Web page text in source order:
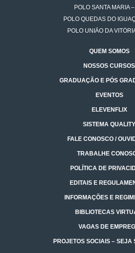
POLO SANTA MARIA
POLO QUEDAS DO
POLO UNIÃO DA
QUEM SOMOS
NOSSOS CURSOS
GRADUAÇÃO E PÓS
EVENTOS
ELEVENFLIX
SISTEMA QUALITY
FALE CONOSCO /
TRABALHE
POLÍTICA DE
EDITAIS E
INFORMAÇÕES E
BIBLIOTECAS
VAGAS DE
PROJETOS SOCIAIS – SEJA